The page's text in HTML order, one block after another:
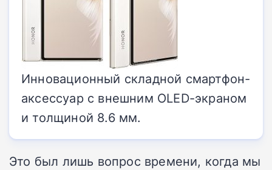
Инновационный складной смартфон-
аксессуар с внешним OLED-экраном
и толщиной 8.6 мм.
Это был лишь вопрос времени, когда мы